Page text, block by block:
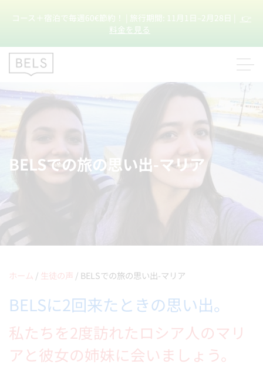
コース＋宿泊で毎週60€節約！ | 旅行期間: 11月1日–2月28日 |
👉
料金を見る
BELSでの旅の思い出-マリア
ホーム / 生徒の声 / BELSでの旅の思い出-マリア
BELSに2回来たときの思い出。
私たちを2度訪れたロシア人のマリ
アと彼女の姉妹に会いましょう。